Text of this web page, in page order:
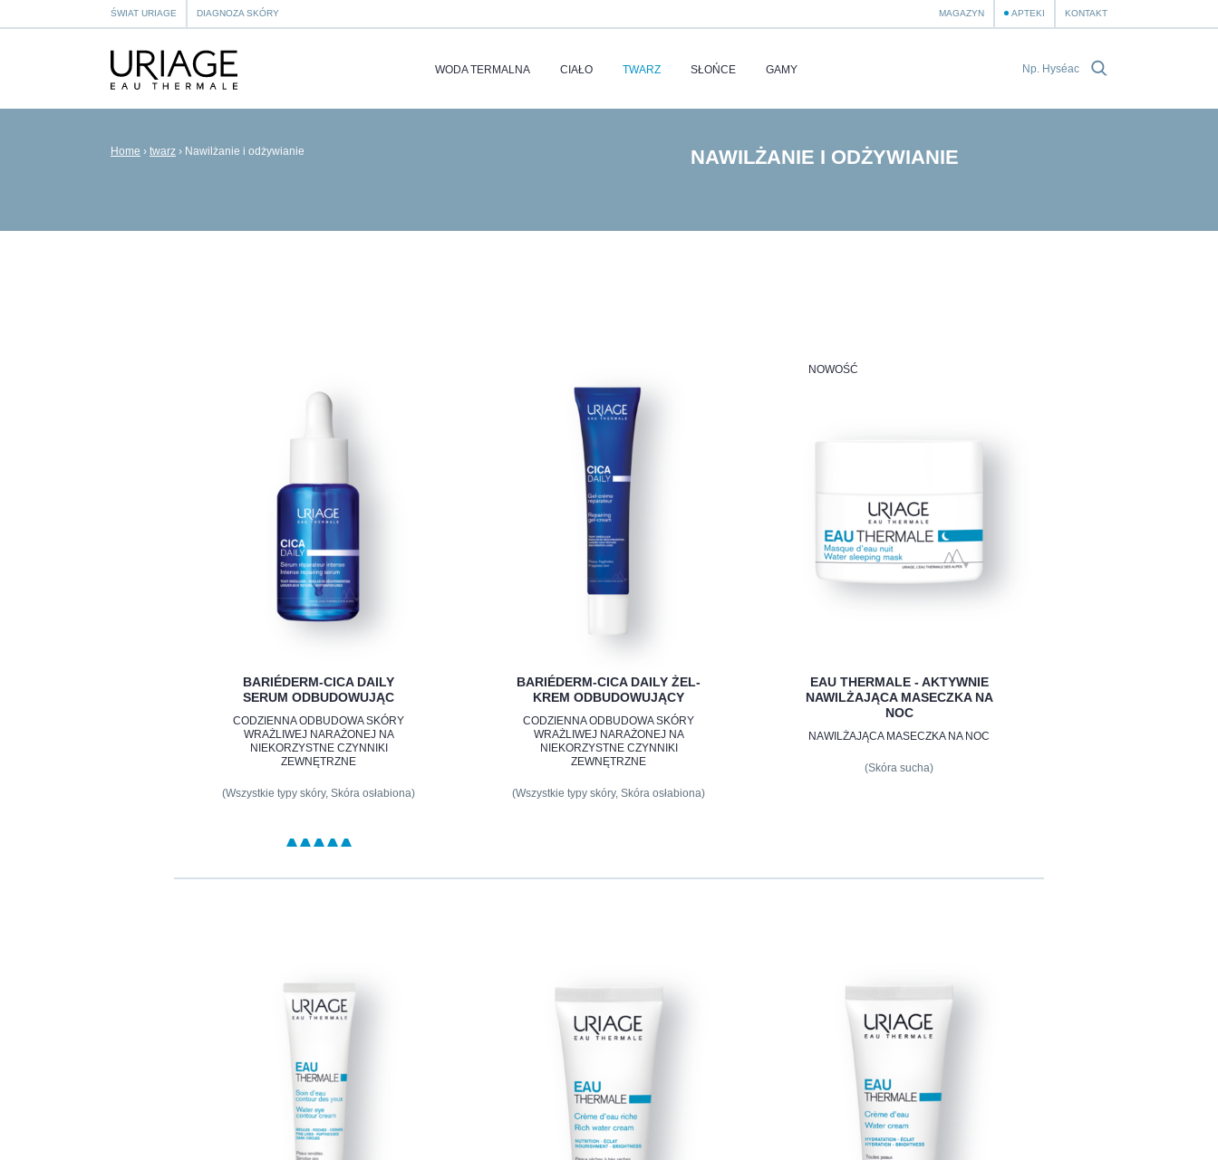
ŚWIAT URIAGE DIAGNOZA SKÓRY MAGAZYN APTEKI KONTAKT
WODA TERMALNA CIAŁO TWARZ SŁOŃCE GAMY
Home › twarz › Nawilżanie i odżywianie NAWILŻANIE I ODŻYWIANIE
BARIÉDERM-CICA DAILY
SERUM ODBUDOWUJĄC
CODZIENNA ODBUDOWA SKÓRY
WRAŻLIWEJ NARAŻONEJ NA
NIEKORZYSTNE CZYNNIKI
ZEWNĘTRZNE
(Wszystkie typy skóry, Skóra osłabiona)
BARIÉDERM-CICA DAILY ŻEL-
KREM ODBUDOWUJĄCY
CODZIENNA ODBUDOWA SKÓRY
WRAŻLIWEJ NARAŻONEJ NA
NIEKORZYSTNE CZYNNIKI
ZEWNĘTRZNE
(Wszystkie typy skóry, Skóra osłabiona)
NOWOŚĆ
EAU THERMALE - AKTYWNIE
NAWILŻAJĄCA MASECZKA NA
NOC
NAWILŻAJĄCA MASECZKA NA NOC
(Skóra sucha)